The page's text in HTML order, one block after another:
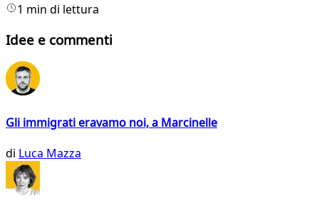
1 min di lettura
Idee e commenti
Gli immigrati eravamo noi, a Marcinelle
di Luca Mazza